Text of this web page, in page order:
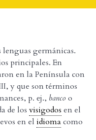
germánicas.
principales. En
en la Península con
y que son términos
p. ej., banco o
de los visigodos en el
en el idioma como